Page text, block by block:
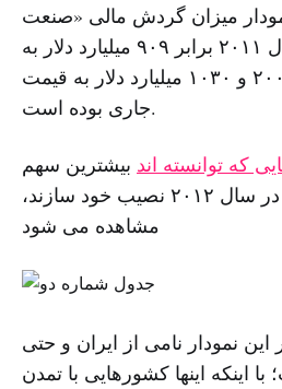
میزان گردش مالی «صنعت
گردشگری» در سال ٢٠١١ برابر ٩٠٩ میلیارد دلار به
قیمت ثابت سال ٢٠٠۵ و ١٠٣٠ میلیارد دلار به قیمت
جاری بوده است.
که توانسته اند بیشترین سهم
از این گردش مالی را در سال ٢٠١٢ نصیب خود سازند،
مشاهده می شود
نمودار نامی از ایران و حتی
اینکه اینها کشورهایی با تمدن